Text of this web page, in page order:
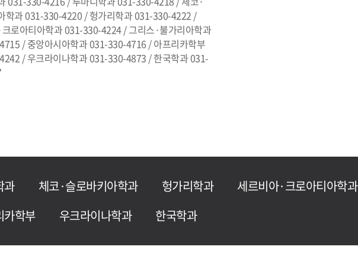
학과 031-330-4220 / 헝가리학과 031-330-4222 /
로아티아학과 031-330-4224 / 그리스·불가리아학과
/ 중앙아시아학과 031-330-4716 / 아프리카학부
/ 우크라이나학과 031-330-4873 / 한국학과 031-
과 체코·슬로바키아학과 헝가리학과 세르비아·크로아티아학과
카학부 우크라이나학과 한국학과